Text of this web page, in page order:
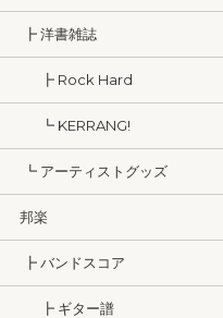
┣ 洋書雑誌
┣ Rock Hard
┗ KERRANG!
┗ アーティストグッズ
邦楽
┣ バンドスコア
┣ ギター譜